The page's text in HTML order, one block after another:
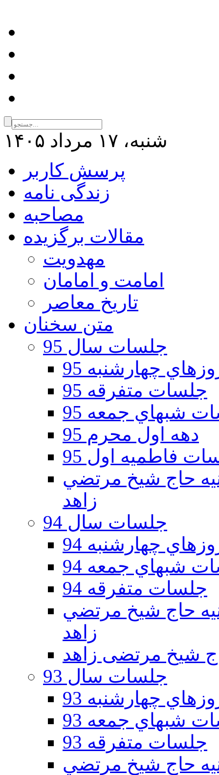
شنبه، ۱۷ مرداد ۱۴۰۵
پرسش کاربر
زندگی نامه
مصاحبه
مقالات برگزیده
مهدویت
امامت و امامان
تاریخ معاصر
متن سخنان
جلسات سال 95
چهارشنبه 95
جلسات متفرقه 95
شبهاي جمعه 95
دهه اول محرم 95
فاطمیه اول 95
دوم 95 - حسينيه حاج شيخ مرتضي
زاهد
جلسات سال 94
چهارشنبه 94
شبهاي جمعه 94
جلسات متفرقه 94
دوم 94 - حسينيه حاج شيخ مرتضي
زاهد
جلسات سال 93
چهارشنبه 93
شبهاي جمعه 93
جلسات متفرقه 93
دوم 93 - حسينيه حاج شيخ مرتضي